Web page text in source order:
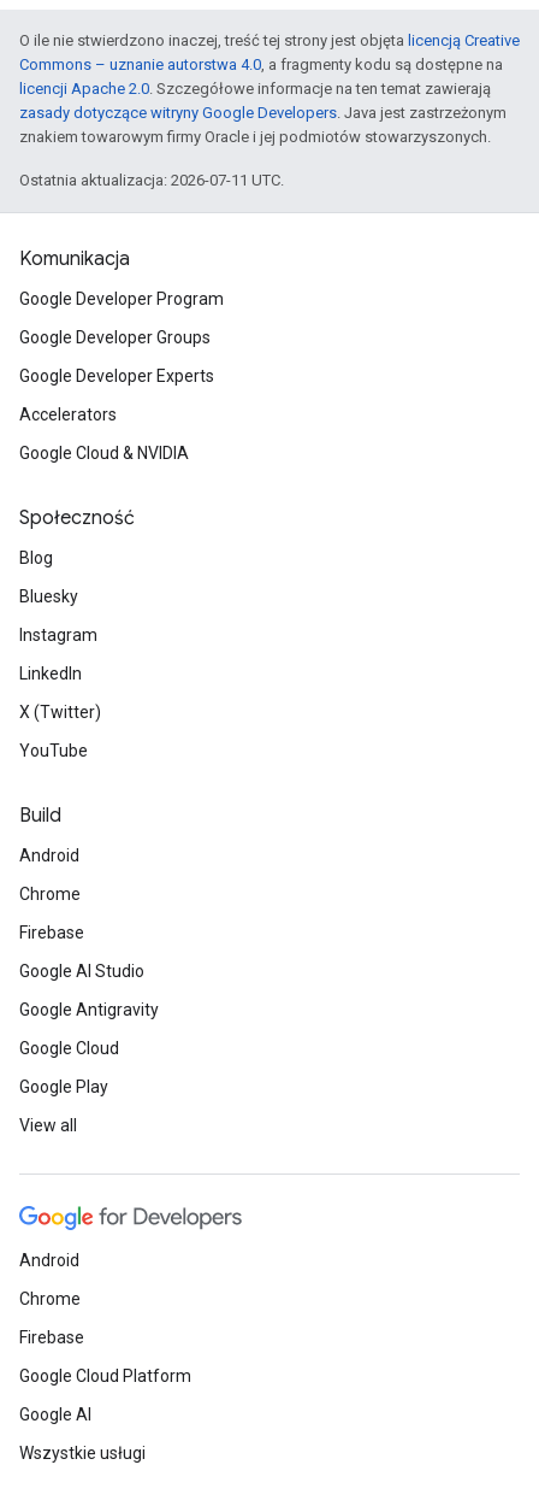
O ile nie stwierdzono inaczej, treść tej strony jest objęta licencją Creative
Commons – uznanie autorstwa 4.0, a fragmenty kodu są dostępne na
licencji Apache 2.0. Szczegółowe informacje na ten temat zawierają
zasady dotyczące witryny Google Developers. Java jest zastrzeżonym
znakiem towarowym firmy Oracle i jej podmiotów stowarzyszonych.
Ostatnia aktualizacja: 2026-07-11 UTC.
Komunikacja
Google Developer Program
Google Developer Groups
Google Developer Experts
Accelerators
Google Cloud & NVIDIA
Społeczność
Blog
Bluesky
Instagram
LinkedIn
X (Twitter)
YouTube
Build
Android
Chrome
Firebase
Google AI Studio
Google Antigravity
Google Cloud
Google Play
View all
Android
Chrome
Firebase
Google Cloud Platform
Google AI
Wszystkie usługi